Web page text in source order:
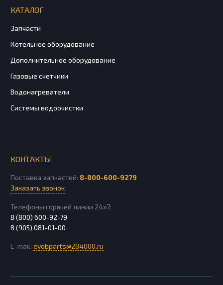
КАТАЛОГ
Запчасти
Котельное оборудование
Дополнительное оборудование
Газовые счетчики
Водонагреватели
Системы водоочистки
КОНТАКТЫ
Поставка запчастей: 8-800-600-9279
Заказать звонок
Телефоны горячей линии 24х7:
8 (800) 600-92-79
8 (905) 081-01-00
E-mail: evobparts@284000.ru